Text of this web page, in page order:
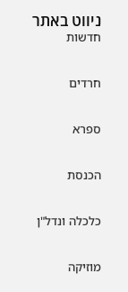
ניווט באתר
חדשות
חרדים
ספרא
הכנסת
כלכלה ונדל"ן
מוזיקה